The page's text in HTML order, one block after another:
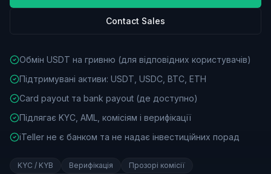
Contact Sales
Обмін USDT на гривню (для відповідних користувачів)
Підтримувані активи: USDT, USDC, BTC, ETH
Card payout та bank payout (де доступно)
Підлягає KYC, AML, комісіям і верифікації
iTeller не є банком та не надає інвестиційних порад
KYC / KYB Верифікація
Прозорі комісії